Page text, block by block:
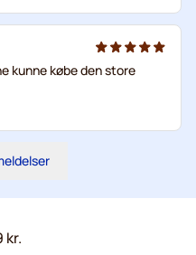
kunne købe den store
kr.